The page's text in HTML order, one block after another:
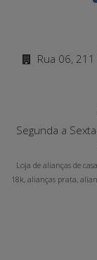
Rua 06,
Segunda a
Loja de alianças de
18k, alianças prata,